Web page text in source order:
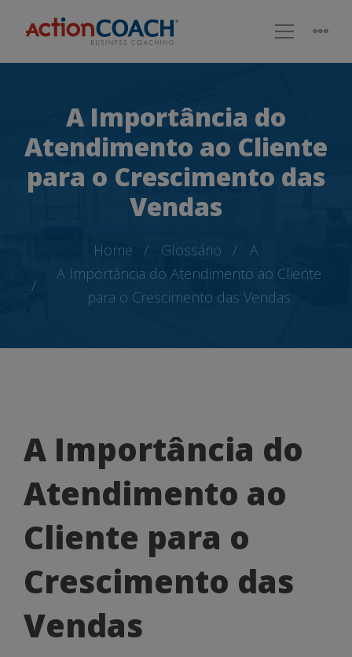
A Importância do
Atendimento ao Cliente
para o Crescimento das
Vendas
Home Glossário
A
A Importância do Atendimento ao Cliente
para o Crescimento das Vendas
A
Importância
do
Atendimento
ao
Cliente
para
A Importância do
Atendimento ao
Cliente para o
Crescimento das
Vendas